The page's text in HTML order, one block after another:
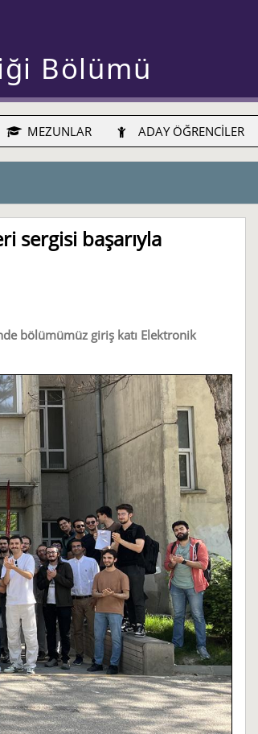
Bölümü
MEZUNLAR ADAY ÖĞRENCİLER
sergisi başarıyla
bölümümüz giriş katı Elektronik